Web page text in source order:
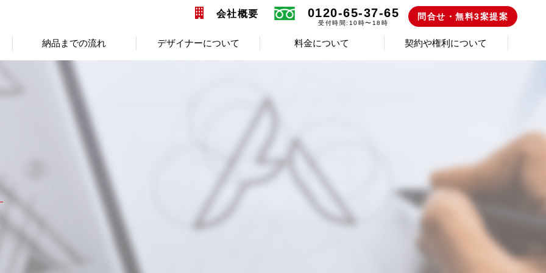
会社概要 0120-65-37-65
受付時間:10時〜18時
問合せ・無料3案提案
納品までの流れ デザイナーについて 料金について 契約や権利について